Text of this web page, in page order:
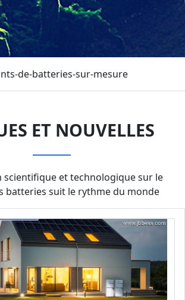
de-batteries-sur-mesure
ET NOUVELLES
scientifique et technologique sur le
batteries suit le rythme du monde